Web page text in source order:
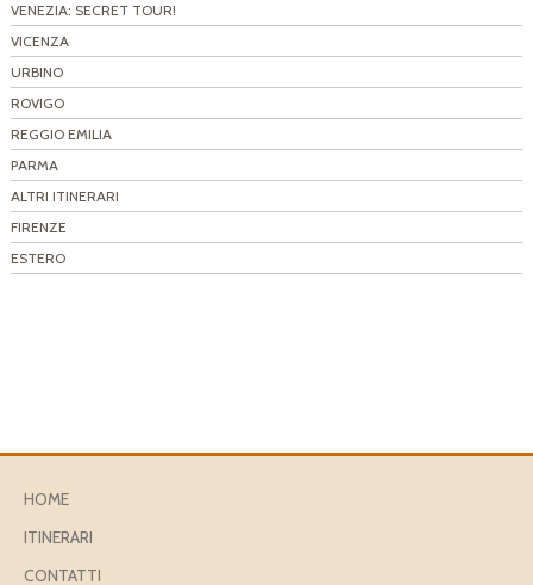
VENEZIA: SECRET TOUR!
VICENZA
URBINO
ROVIGO
REGGIO EMILIA
PARMA
ALTRI ITINERARI
FIRENZE
ESTERO
HOME
ITINERARI
CONTATTI